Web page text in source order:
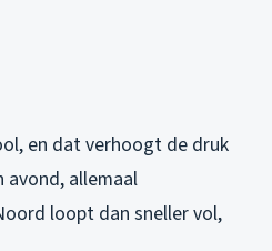
en dat verhoogt de druk
avond, allemaal
loopt dan sneller vol,